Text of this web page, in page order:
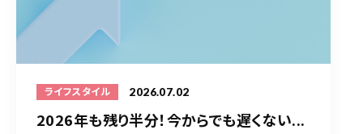
ライフスタイル 2026.07.02
2026年も残り半分！今からでも遅くない...